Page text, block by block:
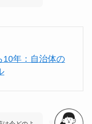
10年：自治体の